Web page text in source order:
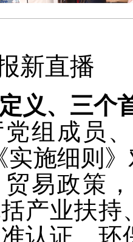
新直播
义、三个
组成员
实施细则
易政策
产业扶持
认证、环